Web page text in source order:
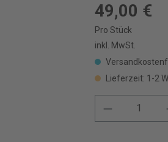
49,00 €
Pro Stück
inkl. MwSt.
Lieferzeit: 1-2